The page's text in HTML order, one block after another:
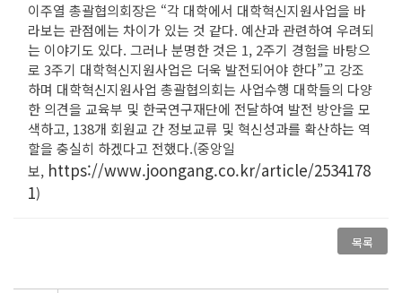
이주열 총괄협의회장은 “각 대학에서 대학혁신지원사업을 바
라보는 관점에는 차이가 있는 것 같다. 예산과 관련하여 우려되
는 이야기도 있다. 그러나 분명한 것은 1, 2주기 경험을 바탕으
로 3주기 대학혁신지원사업은 더욱 발전되어야 한다”고 강조
하며 대학혁신지원사업 총괄협의회는 사업수행 대학들의 다양
한 의견을 교육부 및 한국연구재단에 전달하여 발전 방안을 모
색하고, 138개 회원교 간 정보교류 및 혁신성과를 확산하는 역
할을 충실히 하겠다고 전했다.(중앙일
보, https://www.joongang.co.kr/article/2534178
1)
목록